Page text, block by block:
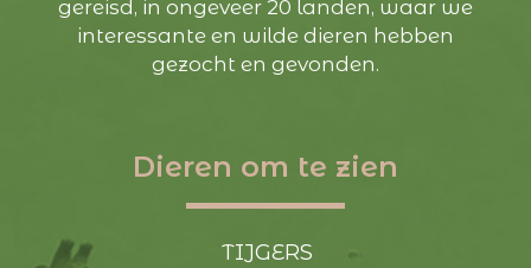
gereisd, in ongeveer 20 landen, waar we
interessante en wilde dieren hebben
gezocht en gevonden.
Dieren om te zien
TIJGERS